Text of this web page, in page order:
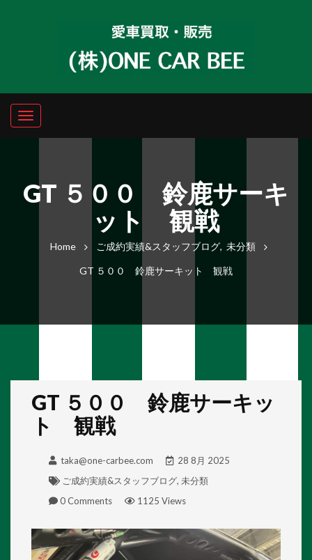
GT ５００ 鈴鹿サーキ
ット 観戦
Home ご成約実績&スタッフブログ, 未分類
GT ５００ 鈴鹿サーキット 観戦
GT ５００ 鈴鹿サーキッ
ト 観戦
taka@one-carbee.com
28 8月 2025
ご成約実績&スタッフブログ, 未分類
0 Comments
1125 Views